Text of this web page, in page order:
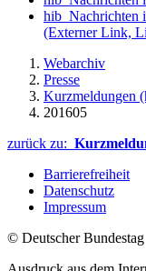
hib_Nachrichten
(Externer Link,
Webarchiv
Presse
Kurzmeldungen
201605
zurück zu:
Barrierefreiheit
Datenschutz
Impressum
© Deutscher Bundestag